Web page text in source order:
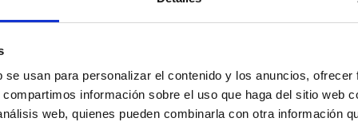
usan para personalizar el contenido y los anuncios,
información sobre el uso que haga del sitio web
web, quienes pueden combinarla con otra información
por nuestros clientes
GmbH + Co. en la optimización sostenible de los ingresos